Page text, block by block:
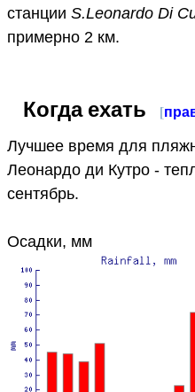
станции S.Leonardo Di
примерно 2 км.
Когда ехать [
Лучшее время для
Леонардо ди Кутро -
сентябрь.
Осадки, мм